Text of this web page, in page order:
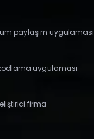
paylaşım uygulaması
uygulaması
firma